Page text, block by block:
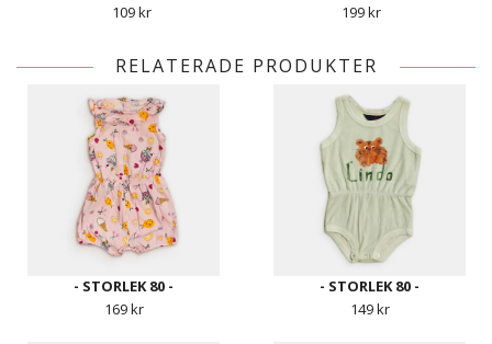
109 kr 199 kr
RELATERADE PRODUKTER
- STORLEK 80 -
169 kr
- STORLEK 80 -
149 kr